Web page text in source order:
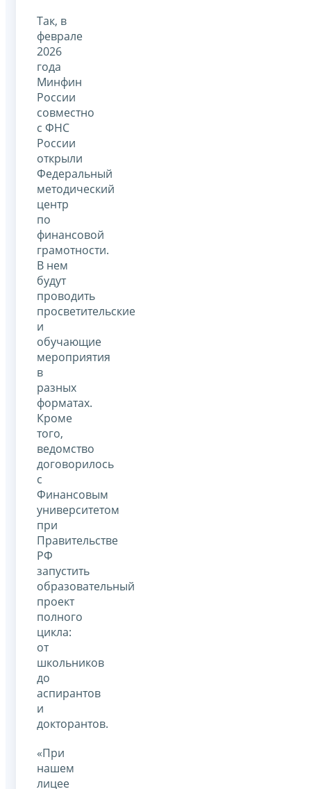
Так, в
феврале
2026
года
Минфин
России
совместно
с ФНС
России
открыли
Федеральный
методический
центр
по
финансовой
грамотности.
В нем
будут
проводить
просветительские
и
обучающие
мероприятия
в
разных
форматах.
Кроме
того,
ведомство
договорилось
с
Финансовым
университетом
при
Правительстве
РФ
запустить
образовательный
проект
полного
цикла:
от
школьников
до
аспирантов
и
докторантов.
«При
нашем
лицее